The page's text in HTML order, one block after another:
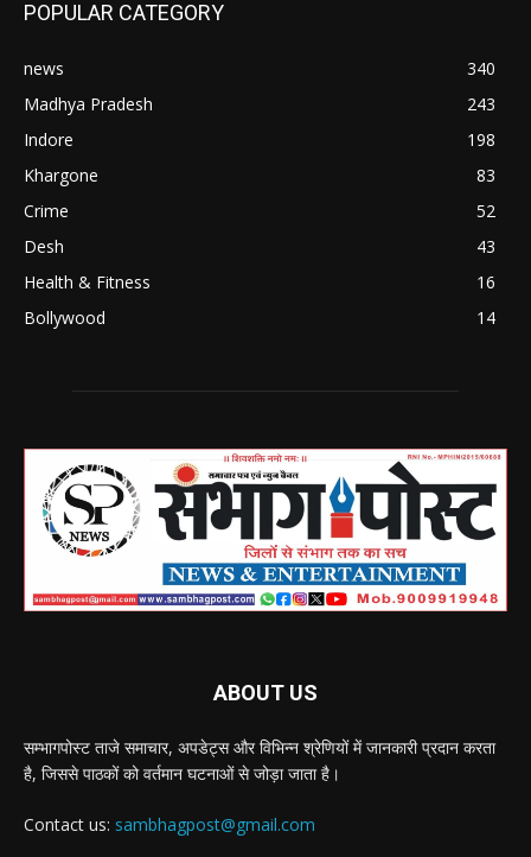
POPULAR CATEGORY
news
340
Madhya Pradesh
243
Indore
198
Khargone
83
Crime
52
Desh
43
Health & Fitness
16
Bollywood
14
ABOUT US
सम्भागपोस्ट ताजे समाचार, अपडेट्स और विभिन्न श्रेणियों में जानकारी प्रदान करता
है, जिससे पाठकों को वर्तमान घटनाओं से जोड़ा जाता है।
Contact us: sambhagpost@gmail.com